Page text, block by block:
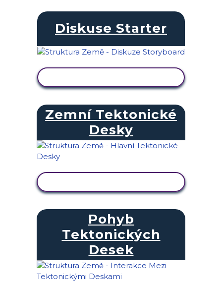
Diskuse Starter
Zemní Tektonické
Desky
Pohyb
Tektonických
Desek